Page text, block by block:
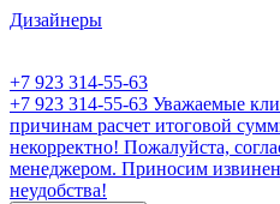
Дизайнеры
+7 923 314-55-63
+7 923 314-55-63 Уважаемые
причинам расчет итоговой
некорректно! Пожалуйста,
менеджером. Приносим
неудобства!